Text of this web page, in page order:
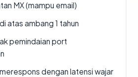
MX (mampu email)
atas ambang 1 tahun
pemindaian port
dengan latensi wajar